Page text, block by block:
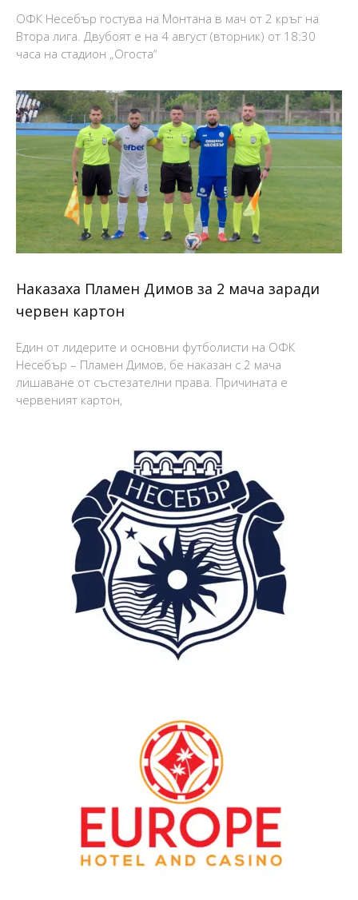
ОФК Несебър гостува на Монтана в мач от 2 кръг на
Втора лига. Двубоят е на 4 август (вторник) от 18:30
часа на стадион „Огоста“
Наказаха Пламен Димов за 2 мача заради
червен картон
Един от лидерите и основни футболисти на ОФК
Несебър – Пламен Димов, бе наказан с 2 мача
лишаване от състезателни права. Причината е
червеният картон,